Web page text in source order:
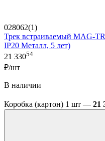
028062(1)
Трек встраиваемый MAG-
IP20 Металл, 5 лет)
21 33054
₽/шт
В наличии
Коробка (картон) 1 шт — 21